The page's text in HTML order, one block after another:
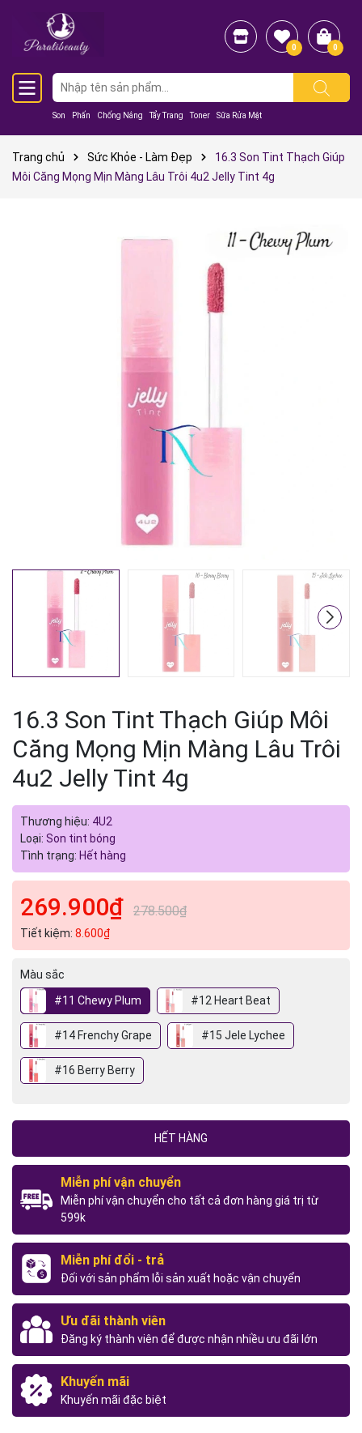
Son Phấn Chống Nắng Tẩy Trang Toner Sữa Rửa Mặt
0 0
Trang chủ Sức Khỏe - Làm Đẹp
16.3 Son Tint Thạch Giúp
Môi Căng Mọng Mịn Màng Lâu Trôi 4u2 Jelly Tint 4g
16.3 Son Tint Thạch Giúp Môi
Căng Mọng Mịn Màng Lâu Trôi
4u2 Jelly Tint 4g
Thương hiệu: 4U2
Loại: Son tint bóng
Tình trạng: Hết hàng
269.900₫ 278.500₫
Tiết kiệm: 8.600₫
Màu sắc
#11 Chewy Plum
#12 Heart Beat
#14 Frenchy Grape #15 Jele Lychee
#16 Berry Berry
HẾT HÀNG
Miễn phí vận chuyển
Miễn phí vận chuyển cho tất cả đơn hàng giá trị từ
599k
Miễn phí đổi - trả
Đối với sản phẩm lỗi sản xuất hoặc vận chuyển
Ưu đãi thành viên
Đăng ký thành viên để được nhận nhiều ưu đãi lớn
Khuyến mãi
Khuyến mãi đặc biệt
Mã giảm giá: